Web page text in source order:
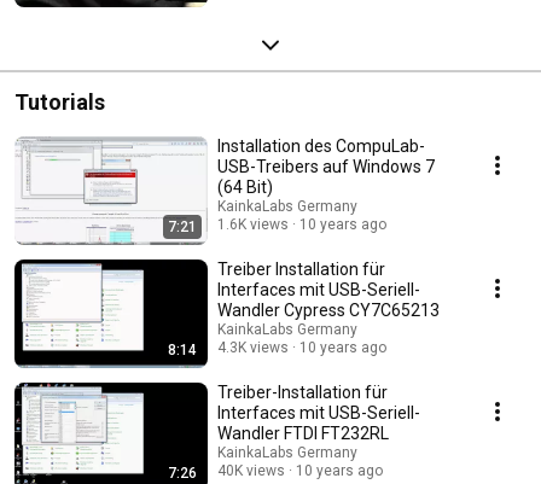
Tutorials
7:21
Installation des CompuLab-
USB-Treibers auf Windows 7
(64 Bit)
KainkaLabs Germany
1.6K views
10 years ago
8:14
Treiber Installation für
Interfaces mit USB-Seriell-
Wandler Cypress CY7C65213
KainkaLabs Germany
4.3K views
10 years ago
7:26
Treiber-Installation für
Interfaces mit USB-Seriell-
Wandler FTDI FT232RL
KainkaLabs Germany
40K views
10 years ago